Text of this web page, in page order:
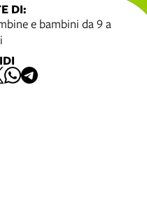
DI:
e bambini da 9 a